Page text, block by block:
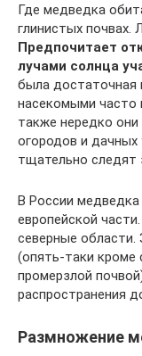
Где медведка
глинистых
Предпочитает
лучами солнца
была достаточная
насекомыми часто
также нередко
огородов и дачных
тщательно следят
В России
европейской
северные области.
(опять-таки кроме
промерзлой
распространения
Размножение